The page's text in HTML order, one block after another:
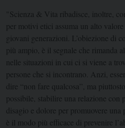
"Scienza & Vita ribadisce, inoltre,
per motivi etici assuma un alto
giovani generazioni. L’obiezione di
più ampio, è il segnale che rimanda
nelle situazioni in cui ci si viene a
persone che si incontrano. Anzi,
dire “non fare qualcosa”, ma
possibile, stabilire una relazione con
disagio e dolore per promuovere una
è il modo più efficace di prevenire